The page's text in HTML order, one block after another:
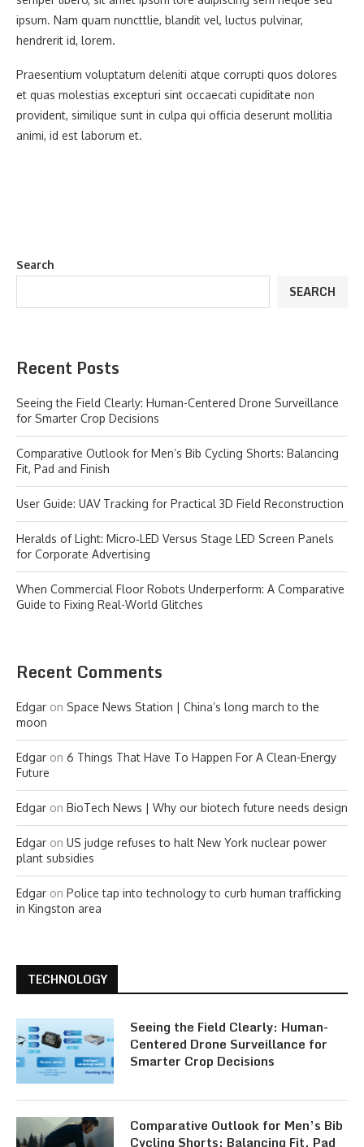
ipsum. Nam quam nuncttlie, blandit vel, luctus pulvinar,
hendrerit id, lorem.
Praesentium voluptatum deleniti atque corrupti quos dolores
et quas molestias excepturi sint occaecati cupiditate non
provident, similique sunt in culpa qui officia deserunt mollitia
animi, id est laborum et.
Search
SEARCH
Recent Posts
Seeing the Field Clearly: Human-Centered Drone Surveillance
for Smarter Crop Decisions
Comparative Outlook for Men’s Bib Cycling Shorts: Balancing
Fit, Pad and Finish
User Guide: UAV Tracking for Practical 3D Field Reconstruction
Heralds of Light: Micro‑LED Versus Stage LED Screen Panels
for Corporate Advertising
When Commercial Floor Robots Underperform: A Comparative
Guide to Fixing Real-World Glitches
Recent Comments
Edgar on Space News Station | China’s long march to the
moon
Edgar on 6 Things That Have To Happen For A Clean-Energy
Future
Edgar on BioTech News | Why our biotech future needs design
Edgar on US judge refuses to halt New York nuclear power
plant subsidies
Edgar on Police tap into technology to curb human trafficking
in Kingston area
TECHNOLOGY
Seeing the Field Clearly: Human-
Centered Drone Surveillance for
Smarter Crop Decisions
Comparative Outlook for Men’s Bib
Cycling Shorts: Balancing Fit, Pad